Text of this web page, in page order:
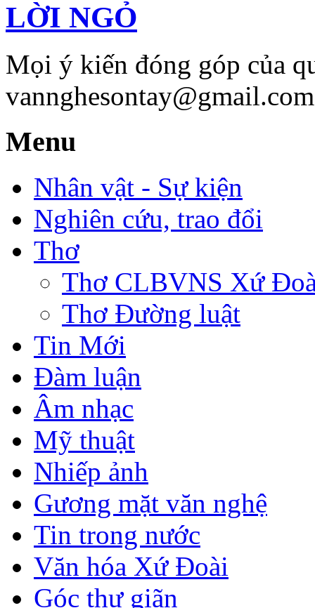
LỜI NGỎ
Mọi ý kiến đóng góp của
Menu
Nhân vật - Sự kiện
Nghiên cứu, trao đổi
Thơ
Thơ CLBVNS Xứ
Thơ Đường luật
Tin Mới
Đàm luận
Âm nhạc
Mỹ thuật
Nhiếp ảnh
Gương mặt văn nghệ
Tin trong nước
Văn hóa Xứ Đoài
Góc thư giãn